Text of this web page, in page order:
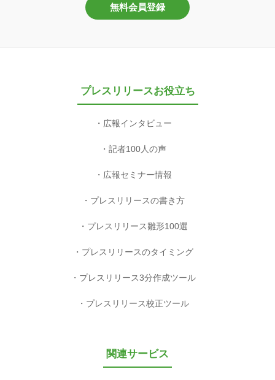
無料会員登録
プレスリリースお役立ち
広報インタビュー
記者100人の声
広報セミナー情報
プレスリリースの書き方
プレスリリース雛形100選
プレスリリースのタイミング
プレスリリース3分作成ツール
プレスリリース校正ツール
関連サービス